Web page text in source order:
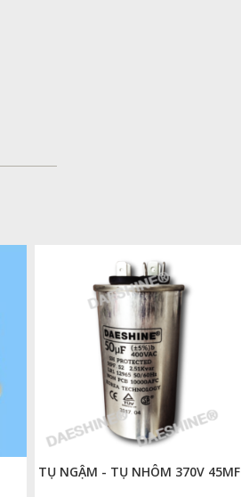
TỤ NGẬM - TỤ NHÔM 370V 45MF